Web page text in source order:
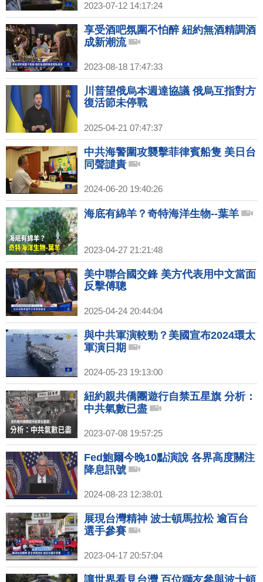
2023-07-12 14:17:24
享受酒吧氛圍不怕醉 紐約無酒精調酒
成新潮流
2023-08-18 17:47:33
川普望俄烏本週達協議 俄烏互指對方
復活節未停戰
2025-04-21 07:47:37
中共海警圍攻襲擊菲律賓船隻 美日台
同聲譴責
2024-06-20 19:40:26
海底有綿羊？奇特海洋生物--葉羊
2023-04-27 21:21:48
美中聯合國交鋒 美方代表用中文當面
反擊傅聰
2025-04-24 20:44:04
與中共軍演較勁？美國宣布2024環太
軍演日期
2024-05-23 19:13:00
紐約親共僑團遊行自禁五星旗 分析：
中共氣數已盡
2023-07-08 19:57:25
Fed鮑爾今晚10點演說 各界高度關注
降息訊號
2024-08-23 12:38:01
展現台灣精神 波士頓馬拉松 逾百台
選手參賽
2023-04-17 20:57:04